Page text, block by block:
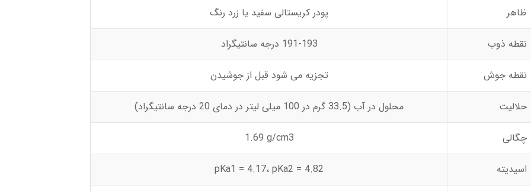
ظاهر پودر کریستالی سفید یا زرد رنگ
نقطه ذوب 191-193 درجه سانتیگراد
نقطه جوش تجزیه می شود قبل از جوشیدن
حلالیت محلول در آب (33.5 گرم در 100 میلی لیتر در دمای 20 درجه سانتیگراد)
چگالی 1.69 g/cm3
اسیدیته pKa1 = 4.17، pKa2 = 4.82